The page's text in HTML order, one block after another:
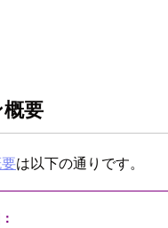
要
は以下の通りです。